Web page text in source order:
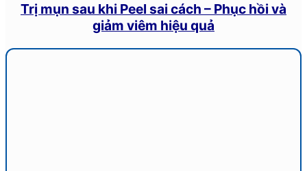
Trị mụn sau khi Peel sai cách – Phục hồi và
giảm viêm hiệu quả